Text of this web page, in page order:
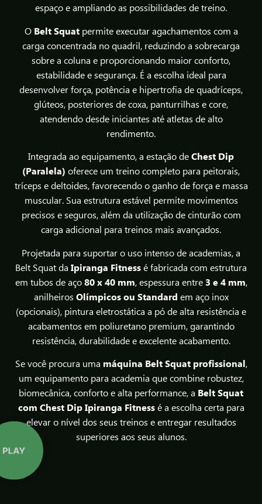
espaço e ampliando as possibilidades de treino.
O Belt Squatpermite executar agachamentos com a
carga concentrada no quadril, reduzindo a sobrecarga
sobre a coluna e proporcionando maior conforto,
estabilidade e segurança. É a escolha ideal para
desenvolver força, potência e hipertrofia de quadríceps,
glúteos, posteriores de coxa, panturrilhas e core,
atendendo desde iniciantes até atletas de alto
rendimento.
Integrada ao equipamento, a estação de Chest Dip
(Paralela) oferece um treino completo para peitorais,
tríceps e deltoides, favorecendo o ganho de força e massa
muscular. Sua estrutura estável permite movimentos
precisos e seguros, além da utilização de cinturão com
carga adicional para treinos mais avançados.
Projetada para suportar o uso intenso de academias, a
Belt Squat da Ipiranga Fitness é fabricada com estrutura
em tubos de aço 80 x 40 mm, espessura entre 3 e 4 mm,
anilheiros Olímpicos ou Standard em aço inox
(opcionais), pintura eletrostática a pó de alta resistência e
acabamentos em poliuretano premium, garantindo
resistência, durabilidade e excelente acabamento.
Se você procura uma máquina Belt Squat profissional,
um equipamento para academia que combine robustez,
biomecânica, conforto e alta performance, a Belt Squat
com Chest Dip Ipiranga Fitnessé a escolha certa para
elevar o nível dos seus treinos e entregar resultados
superiores aos seus alunos.